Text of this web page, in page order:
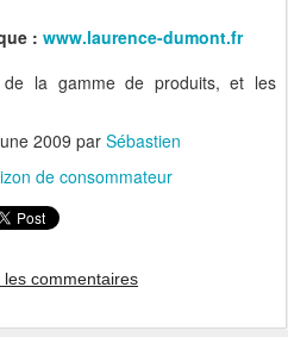
: www.laurence-dumont.fr
de la gamme de produits, et les
2009 par Sébastien
de consommateur
les commentaires